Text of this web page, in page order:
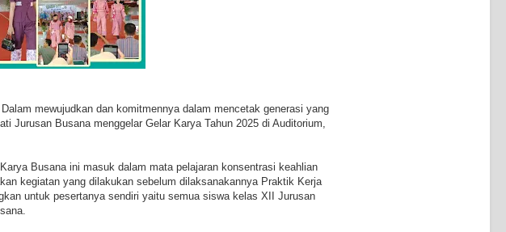
mewujudkan dan komitmennya dalam mencetak generasi yang
Jurusan Busana menggelar Gelar Karya Tahun 2025 di Auditorium,
Busana ini masuk dalam mata pelajaran konsentrasi keahlian
kegiatan yang dilakukan sebelum dilaksanakannya Praktik Kerja
untuk pesertanya sendiri yaitu semua siswa kelas XII Jurusan